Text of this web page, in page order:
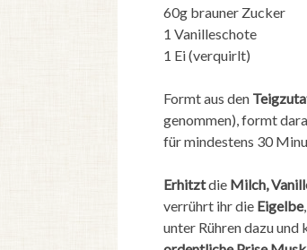
60g brauner Zucker
1 Vanilleschote
1 Ei (verquirlt)
Formt aus den
genommen), formt
für mindestens 30
Erhitztdie Milch,
verrührt ihr die Eigelbe
unter Rühren dazu